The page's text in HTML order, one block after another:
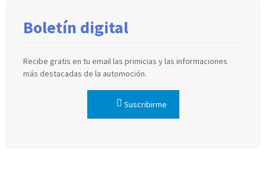
Boletín digital
Recibe gratis en tu email las primicias y las informaciones
más destacadas de la automoción.
Suscribirme